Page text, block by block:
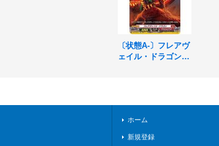
〔状態A-〕フレアヴ
ェイル・ドラゴン
ホーム
新規登録